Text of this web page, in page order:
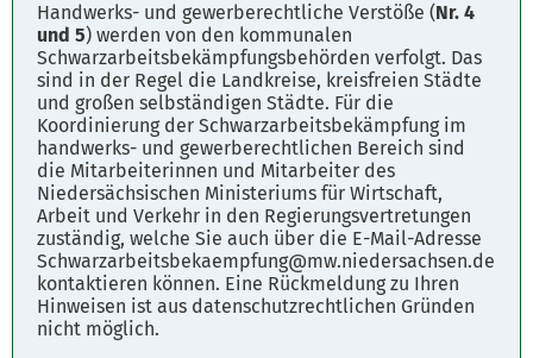
Handwerks- und gewerberechtliche Verstöße (Nr. 4
und 5) werden von den kommunalen
Schwarzarbeitsbekämpfungsbehörden verfolgt. Das
sind in der Regel die Landkreise, kreisfreien Städte
und großen selbständigen Städte. Für die
Koordinierung der Schwarzarbeitsbekämpfung im
handwerks- und gewerberechtlichen Bereich sind
die Mitarbeiterinnen und Mitarbeiter des
Niedersächsischen Ministeriums für Wirtschaft,
Arbeit und Verkehr in den Regierungsvertretungen
zuständig, welche Sie auch über die E-Mail-Adresse
Schwarzarbeitsbekaempfung@mw.niedersachsen.de
kontaktieren können. Eine Rückmeldung zu Ihren
Hinweisen ist aus datenschutzrechtlichen Gründen
nicht möglich.